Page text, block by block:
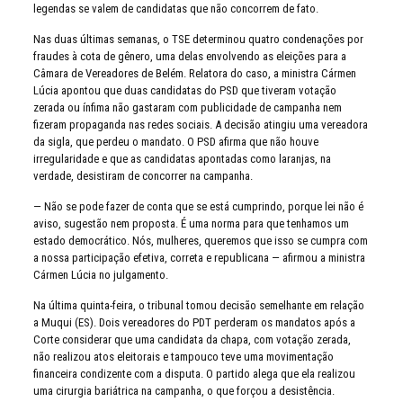
legendas se valem de candidatas que não concorrem de fato.
Nas duas últimas semanas, o TSE determinou quatro condenações por
fraudes à cota de gênero, uma delas envolvendo as eleições para a
Câmara de Vereadores de Belém. Relatora do caso, a ministra Cármen
Lúcia apontou que duas candidatas do PSD que tiveram votação
zerada ou ínfima não gastaram com publicidade de campanha nem
fizeram propaganda nas redes sociais. A decisão atingiu uma vereadora
da sigla, que perdeu o mandato. O PSD afirma que não houve
irregularidade e que as candidatas apontadas como laranjas, na
verdade, desistiram de concorrer na campanha.
— Não se pode fazer de conta que se está cumprindo, porque lei não é
aviso, sugestão nem proposta. É uma norma para que tenhamos um
estado democrático. Nós, mulheres, queremos que isso se cumpra com
a nossa participação efetiva, correta e republicana — afirmou a ministra
Cármen Lúcia no julgamento.
Na última quinta-feira, o tribunal tomou decisão semelhante em relação
a Muqui (ES). Dois vereadores do PDT perderam os mandatos após a
Corte considerar que uma candidata da chapa, com votação zerada,
não realizou atos eleitorais e tampouco teve uma movimentação
financeira condizente com a disputa. O partido alega que ela realizou
uma cirurgia bariátrica na campanha, o que forçou a desistência.